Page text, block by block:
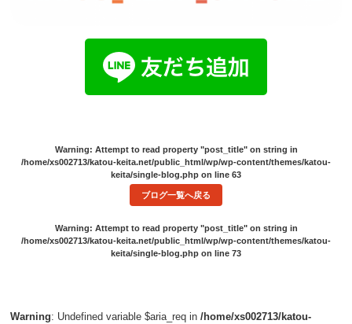
Warning: Attempt to read property "post_title" on string in
/home/xs002713/katou-keita.net/public_html/wp/wp-content/themes/katou-
keita/single-blog.php on line 63
ブログ一覧へ戻る
Warning: Attempt to read property "post_title" on string in
/home/xs002713/katou-keita.net/public_html/wp/wp-content/themes/katou-
keita/single-blog.php on line 73
Warning: Undefined variable $aria_req in/home/xs002713/katou-